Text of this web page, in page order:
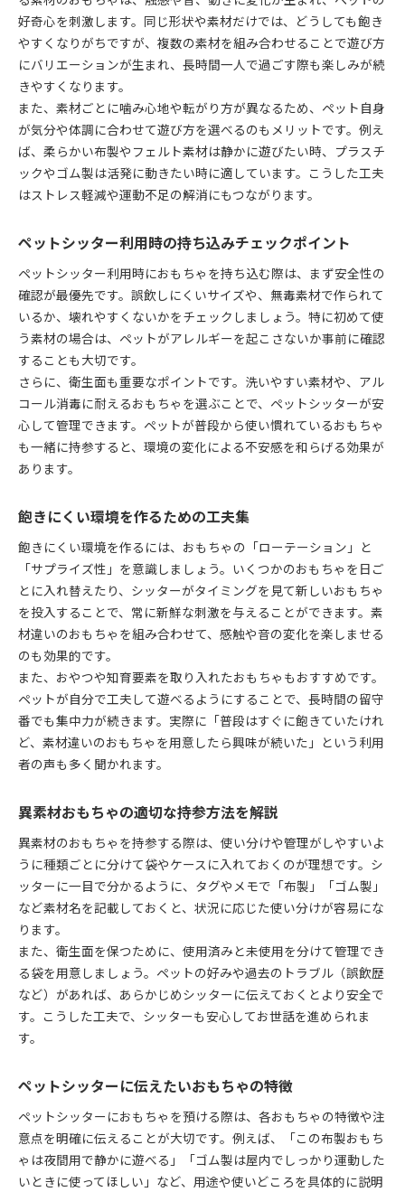
好奇心を刺激します。同じ形状や素材だけでは、どうしても飽き
やすくなりがちですが、複数の素材を組み合わせることで遊び方
にバリエーションが生まれ、長時間一人で過ごす際も楽しみが続
きやすくなります。
また、素材ごとに噛み心地や転がり方が異なるため、ペット自身
が気分や体調に合わせて遊び方を選べるのもメリットです。例え
ば、柔らかい布製やフェルト素材は静かに遊びたい時、プラスチ
ックやゴム製は活発に動きたい時に適しています。こうした工夫
はストレス軽減や運動不足の解消にもつながります。
ペットシッター利用時の持ち込みチェックポイント
ペットシッター利用時におもちゃを持ち込む際は、まず安全性の
確認が最優先です。誤飲しにくいサイズや、無毒素材で作られて
いるか、壊れやすくないかをチェックしましょう。特に初めて使
う素材の場合は、ペットがアレルギーを起こさないか事前に確認
することも大切です。
さらに、衛生面も重要なポイントです。洗いやすい素材や、アル
コール消毒に耐えるおもちゃを選ぶことで、ペットシッターが安
心して管理できます。ペットが普段から使い慣れているおもちゃ
も一緒に持参すると、環境の変化による不安感を和らげる効果が
あります。
飽きにくい環境を作るための工夫集
飽きにくい環境を作るには、おもちゃの「ローテーション」と
「サプライズ性」を意識しましょう。いくつかのおもちゃを日ご
とに入れ替えたり、シッターがタイミングを見て新しいおもちゃ
を投入することで、常に新鮮な刺激を与えることができます。素
材違いのおもちゃを組み合わせて、感触や音の変化を楽しませる
のも効果的です。
また、おやつや知育要素を取り入れたおもちゃもおすすめです。
ペットが自分で工夫して遊べるようにすることで、長時間の留守
番でも集中力が続きます。実際に「普段はすぐに飽きていたけれ
ど、素材違いのおもちゃを用意したら興味が続いた」という利用
者の声も多く聞かれます。
異素材おもちゃの適切な持参方法を解説
異素材のおもちゃを持参する際は、使い分けや管理がしやすいよ
うに種類ごとに分けて袋やケースに入れておくのが理想です。シ
ッターに一目で分かるように、タグやメモで「布製」「ゴム製」
など素材名を記載しておくと、状況に応じた使い分けが容易にな
ります。
また、衛生面を保つために、使用済みと未使用を分けて管理でき
る袋を用意しましょう。ペットの好みや過去のトラブル（誤飲歴
など）があれば、あらかじめシッターに伝えておくとより安全で
す。こうした工夫で、シッターも安心してお世話を進められま
す。
ペットシッターに伝えたいおもちゃの特徴
ペットシッターにおもちゃを預ける際は、各おもちゃの特徴や注
意点を明確に伝えることが大切です。例えば、「この布製おもち
ゃは夜間用で静かに遊べる」「ゴム製は屋内でしっかり運動した
いときに使ってほしい」など、用途や使いどころを具体的に説明